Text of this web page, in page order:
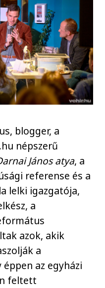
blogger, a
népszerű
János atya, a
referense és a
lelki igazgatója,
a
azok, akik
a
az egyházi
feltett